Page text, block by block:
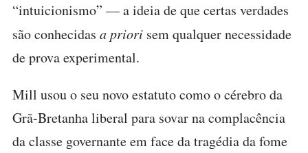
“intuicionismo” — a ideia de que certas verdades
são conhecidas a priori sem qualquer necessidade
de prova experimental.
Mill usou o seu novo estatuto como o cérebro da
Grã-Bretanha liberal para sovar na complacência
da classe governante em face da tragédia da fome